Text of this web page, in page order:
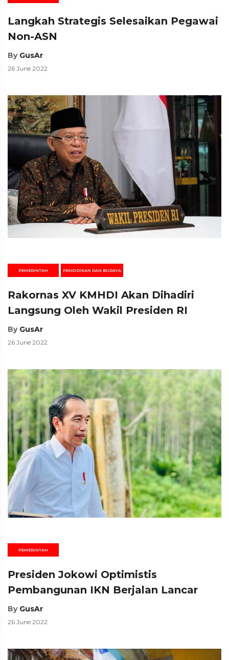
Langkah Strategis Selesaikan Pegawai
Non-ASN
By GusAr
26 June 2022
PEMERINTAH PENDIDIKAN DAN BUDAYA
Rakornas XV KMHDI Akan Dihadiri
Langsung Oleh Wakil Presiden RI
By GusAr
26 June 2022
PEMERINTAH
Presiden Jokowi Optimistis
Pembangunan IKN Berjalan Lancar
By GusAr
26 June 2022